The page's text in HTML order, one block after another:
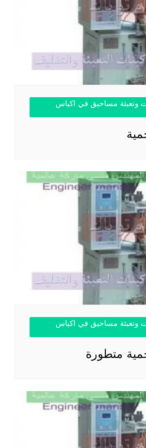
وتعبئة مساحيق في اكياس
وتعبئة مساحيق في اكياس
متطورة